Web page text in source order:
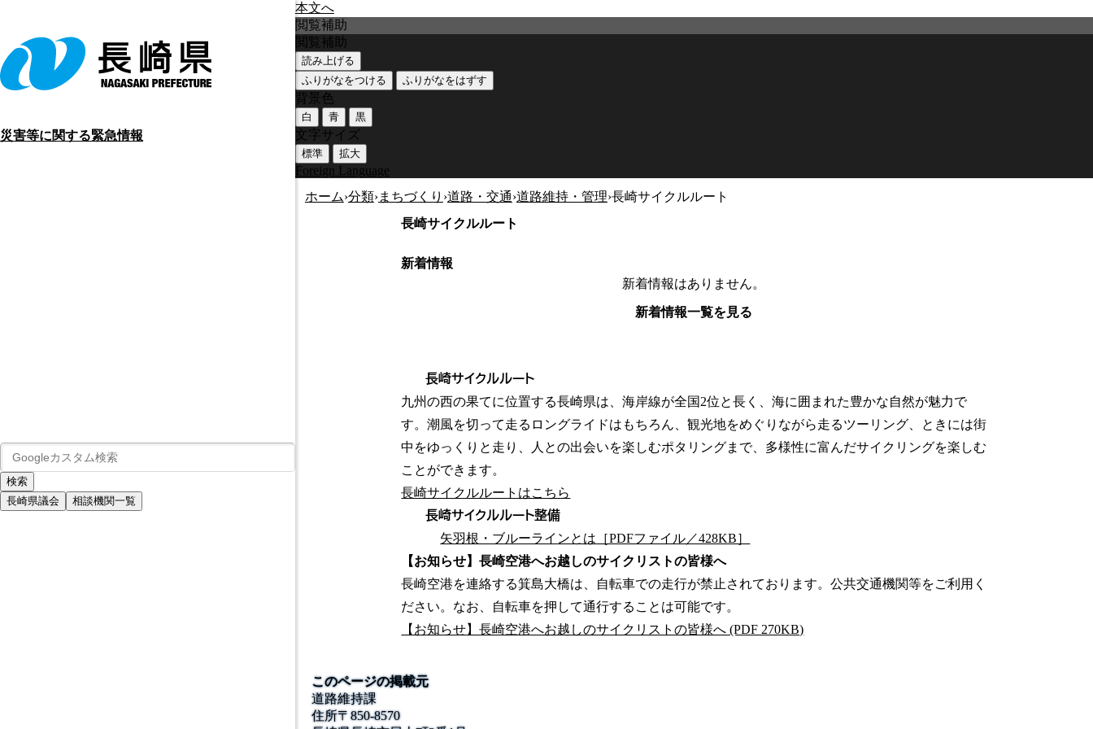
本文へ
災害等に関する緊急情報
長崎県議会 相談機関一覧
閲覧補助
閲覧補助
読み上げる
ふりがなをつける
ふりがなをはずす
背景色
白 青 黒
文字サイズ
標準 拡大
Foreign Language
ホーム›分類›まちづくり ›道路・交通›道路維持・管理›長崎サイクルルート
長崎サイクルルート
新着情報
新着情報はありません。
新着情報一覧を見る
長崎サイクルルート
九州の西の果てに位置する長崎県は、海岸線が全国2位と長く、海に囲まれた豊かな自然が魅力で
す。潮風を切って走るロングライドはもちろん、観光地をめぐりながら走るツーリング、ときには街
中をゆっくりと走り、人との出会いを楽しむポタリングまで、多様性に富んだサイクリングを楽しむ
ことができます。
長崎サイクルルートはこちら
長崎サイクルルート整備
矢羽根・ブルーラインとは［PDFファイル／428KB］
【お知らせ】長崎空港へお越しのサイクリストの皆様へ
長崎空港を連絡する箕島大橋は、自転車での走行が禁止されております。公共交通機関等をご利用く
ださい。なお、自転車を押して通行することは可能です。
【お知らせ】長崎空港へお越しのサイクリストの皆様へ (PDF 270KB)
このページの掲載元
道路維持課
住所〒850-8570